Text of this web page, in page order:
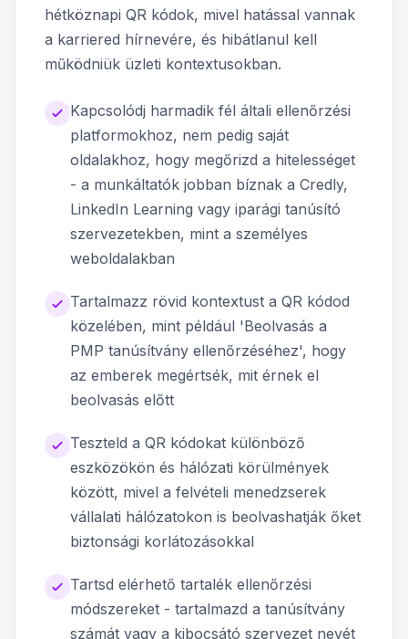
hétköznapi QR kódok, mivel hatással vannak
a karriered hírnevére, és hibátlanul kell
működniük üzleti kontextusokban.
Kapcsolódj harmadik fél általi ellenőrzési
platformokhoz, nem pedig saját
oldalakhoz, hogy megőrizd a hitelességet
- a munkáltatók jobban bíznak a Credly,
LinkedIn Learning vagy iparági tanúsító
szervezetekben, mint a személyes
weboldalakban
Tartalmazz rövid kontextust a QR kódod
közelében, mint például 'Beolvasás a
PMP tanúsítvány ellenőrzéséhez', hogy
az emberek megértsék, mit érnek el
beolvasás előtt
Teszteld a QR kódokat különböző
eszközökön és hálózati körülmények
között, mivel a felvételi menedzserek
vállalati hálózatokon is beolvashatják őket
biztonsági korlátozásokkal
Tartsd elérhető tartalék ellenőrzési
módszereket - tartalmazd a tanúsítvány
számát vagy a kibocsátó szervezet nevét